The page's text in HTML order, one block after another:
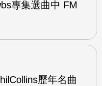
專集選曲中 FM
歷年名曲